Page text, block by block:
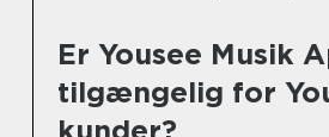
Er Yousee Musik
tilgængelig for